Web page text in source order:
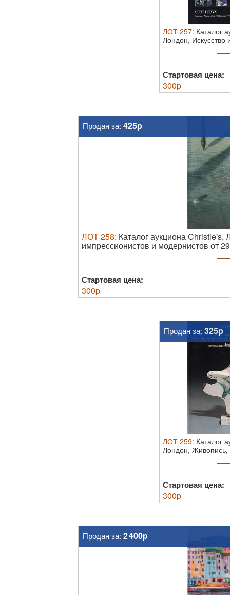
ЛОТ 257: Каталог
Лондон, Искусство
Стартовая цена:
300p
Продан за: 425p
ЛОТ258: Каталог аукциона
импрессионистов и модернистов от
Стартовая цена:
300p
Продан за: 325p
ЛОТ 259: Каталог
Лондон, Живопись,
Стартовая цена:
300p
Продан за: 2 400p